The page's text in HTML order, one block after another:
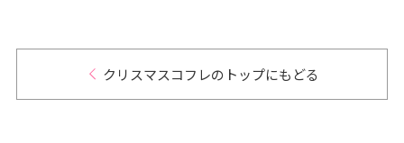
クリスマスコフレのトップにもどる